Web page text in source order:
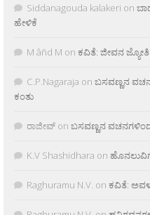
Siddanagouda kalakeri on
ಹೇಳಿಕೆ
M âñd M on ಕವಿತೆ: ಜೀವನ ಜ್ಯೋತಿ
C.P.Nagaraja on ಬಸವಣ್ಣನ
ಕಂತು
ರಾಜೀವ್ on ಬಸವಣ್ಣನ
K.V Shashidhara on
Raghuramu N.V. on ಕವಿತೆ: